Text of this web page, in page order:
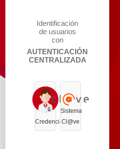
Identificación
de usuarios
con
AUTENTICACIÓN
CENTRALIZADA
Credenciales
Sistema
Cl@ve